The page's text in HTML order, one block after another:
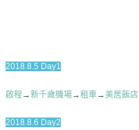
2018.8.5 Day1
啟程 →新千歲機場→租車→美居飯店
2018.8.6 Day2